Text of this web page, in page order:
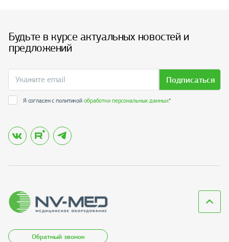
Будьте в курсе актуальных новостей и
предложений
Подписаться
Я согласен с политикойобработки персональных данных*
Обратный звонок